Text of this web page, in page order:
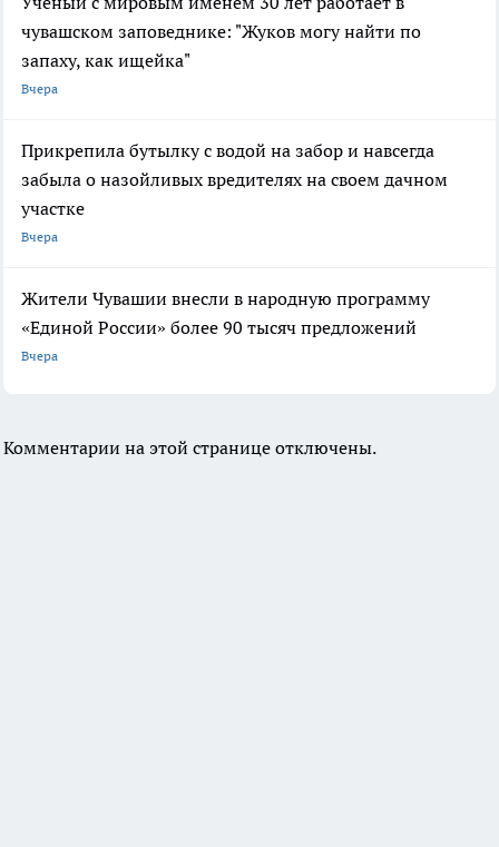
чувашском заповеднике: "Жуков могу найти по
запаху, как ищейка"
Вчера
Прикрепила бутылку с водой на забор и навсегда
забыла о назойливых вредителях на своем дачном
участке
Вчера
Жители Чувашии внесли в народную программу
«Единой России» более 90 тысяч предложений
Вчера
Комментарии на этой странице отключены.